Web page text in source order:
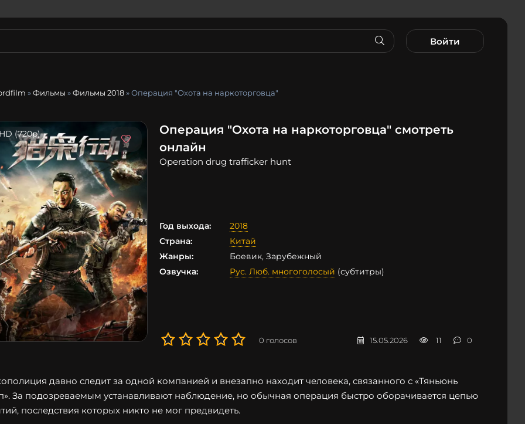
Войти
»Фильмы »Фильмы 2018» Операция "Охота на наркоторговца"
(720p)
Операция "Охота на наркоторговца" смотреть
онлайн
Оperation drug trafficker hunt
Год выхода:
2018
Страна:
Китай
Жанры:
Боевик, Зарубежный
Озвучка:
Рус. Люб. многоголосый (субтитры)
0 голосов 15.05.2026 11 0
давно следит за одной компанией и внезапно находит человека, связанного с «Тяньюнь
За подозреваемым устанавливают наблюдение, но обычная операция быстро оборачивается цепью
последствия которых никто не мог предвидеть.